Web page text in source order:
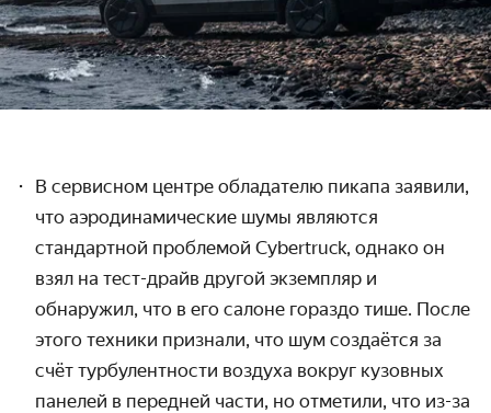
В сервисном центре обладателю пикапа заявили,
что аэродинамические шумы являются
стандартной проблемой Cybertruck, однако он
взял на тест-драйв другой экземпляр и
обнаружил, что в его салоне гораздо тише. После
этого техники признали, что шум создаётся за
счёт турбулентности воздуха вокруг кузовных
панелей в передней части, но отметили, что из-за